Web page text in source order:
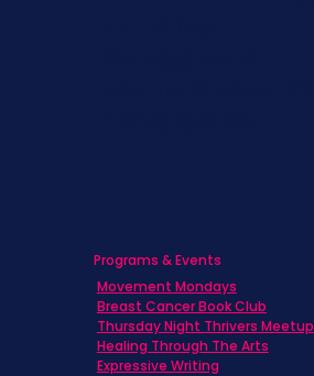
Programs & Events
Movement Mondays
Breast Cancer Book Club
Thursday Night Thrivers Meetup
Healing Through The Arts
Expressive Writing